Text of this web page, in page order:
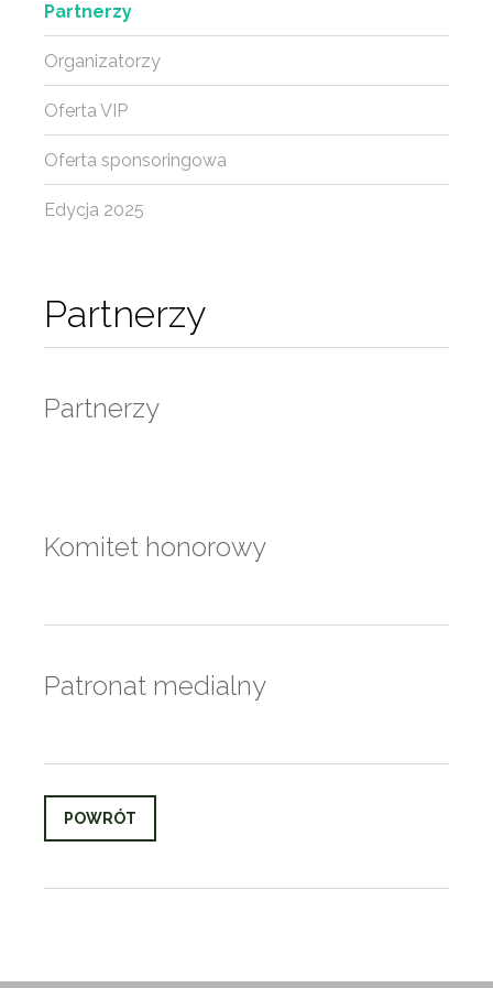
Partnerzy
Partnerzy
Komitet honorowy
Patronat medialny
POWRÓT
Partnerzy
Organizatorzy
Oferta VIP
Oferta sponsoringowa
Edycja 2025